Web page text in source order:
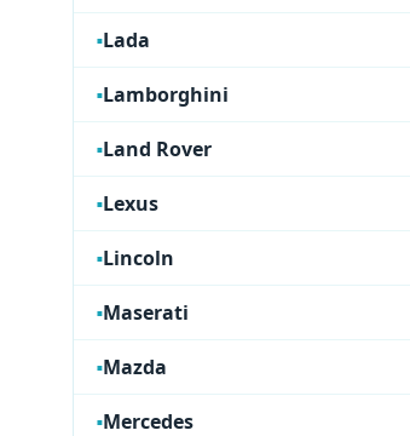
Lada
Lamborghini
Land Rover
Lexus
Lincoln
Maserati
Mazda
Mercedes